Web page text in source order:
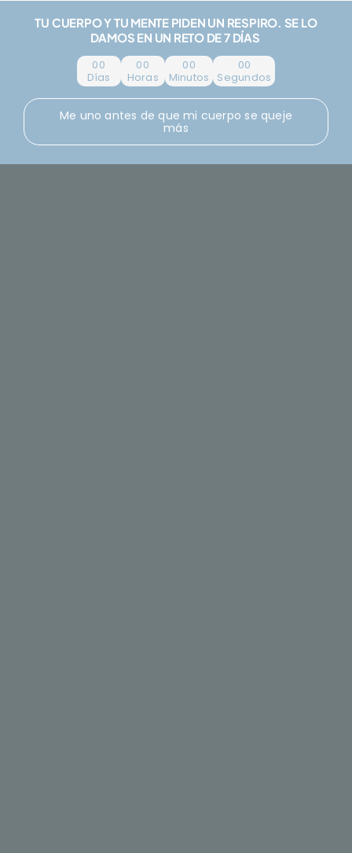
TU CUERPO Y TU MENTE PIDEN UN RESPIRO. SE LO
DAMOS EN UN RETO DE 7 DÍAS
00
Días
00
Horas
00
Minutos
00
Segundos
Me uno antes de que mi cuerpo se queje
más